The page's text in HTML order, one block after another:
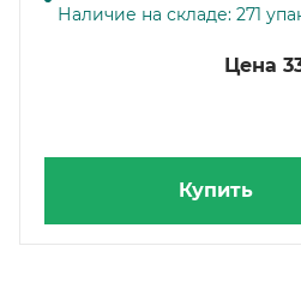
Наличие на складе: 271
Цена
Купить